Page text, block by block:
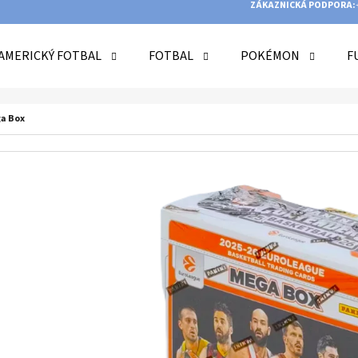
ZÁKAZNICKÁ PODPORA:
FOTBAL FOTBAL POKÉMON
Box
DOPORUČUJEME